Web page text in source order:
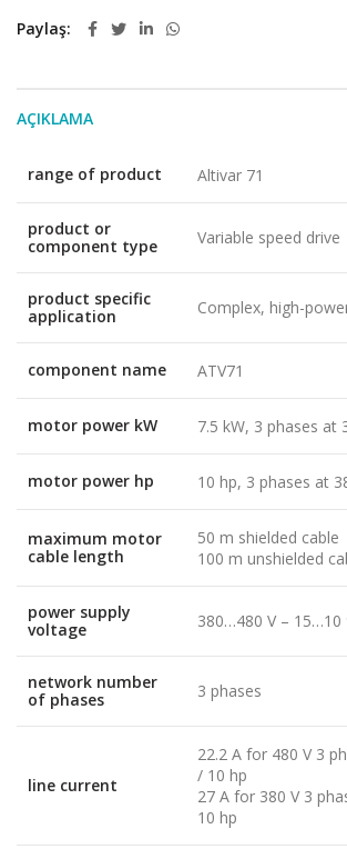
Paylaş
AÇIKLAMA
range of product Altivar 71
product or
component type
Variable speed drive
product specific
application
Complex, high-
component name ATV71
motor power kW 7.5 kW, 3 phases at
motor power hp 10 hp, 3 phases at
maximum motor
cable length
50 m shielded cable
100 m unshielded
power supply
voltage
380…480 V – 15…10
network number
of phases
3 phases
line current
22.2 A for 480 V 3
/ 10 hp
27 A for 380 V 3
10 hp